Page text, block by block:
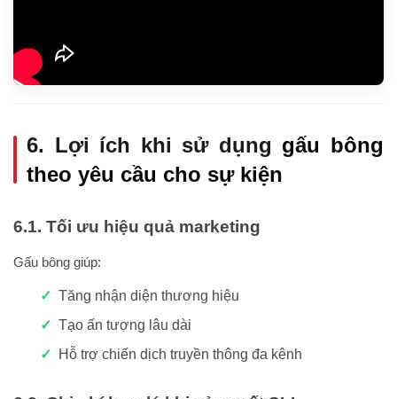
6. Lợi ích khi sử dụng gấu bông
theo yêu cầu cho sự kiện
6.1. Tối ưu hiệu quả marketing
Gấu bông giúp:
Tăng nhận diện thương hiệu
Tạo ấn tượng lâu dài
Hỗ trợ chiến dịch truyền thông đa kênh